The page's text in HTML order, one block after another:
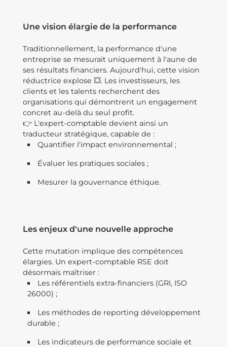
Une vision élargie de la performance
Traditionnellement, la performance d'une
entreprise se mesurait uniquement à l'aune de
ses résultats financiers. Aujourd'hui, cette vision
réductrice explose 💥. Les investisseurs, les
clients et les talents recherchent des
organisations qui démontrent un engagement
concret au-delà du seul profit.
👉 L'expert-comptable devient ainsi un
traducteur stratégique, capable de :
Quantifier l'impact environnemental ;
Évaluer les pratiques sociales ;
Mesurer la gouvernance éthique.
Les enjeux d'une nouvelle approche
Cette mutation implique des compétences
élargies. Un expert-comptable RSE doit
désormais maîtriser :
Les référentiels extra-financiers (GRI, ISO
26000) ;
Les méthodes de reporting développement
durable ;
Les indicateurs de performance sociale et